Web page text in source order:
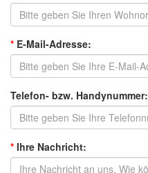
* E-Mail-Adresse:
Telefon- bzw. Handynummer:
* Ihre Nachricht: